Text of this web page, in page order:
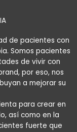
de pacientes con
Somos pacientes
de vivir con
por eso, nos
a mejorar su
para crear en
así como en la
fuerte que